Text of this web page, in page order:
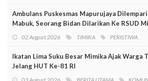
Ambulans Puskesmas Mapurujaya
Mabuk, Seorang Bidan Dilarikan Ke RSUD
02 August 2026 TIMIKA PERISTIWA
Ikatan Lima Suku Besar Mimika Ajak Warga
Jelang HUT Ke-81 RI